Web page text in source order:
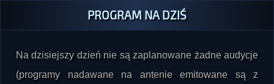
Na dzisiejszy dzień nie są zaplanowane żadne audycje
(programy nadawane na antenie emitowane są z
autopilota).
Sprawdź program na inne dni. O wszystkich